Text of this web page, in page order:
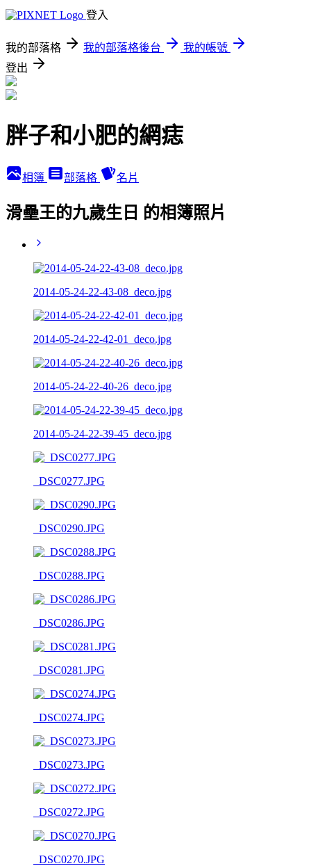
登入
我的部落格 我的部落格後台
我的帳號
登出
胖子和小肥的網痣
相簿 部落格 名片
滑壘王的九歲生日 的相簿照片
2014-05-24-22-43-08_deco.jpg
2014-05-24-22-42-01_deco.jpg
2014-05-24-22-40-26_deco.jpg
2014-05-24-22-39-45_deco.jpg
_DSC0277.JPG
_DSC0290.JPG
_DSC0288.JPG
_DSC0286.JPG
_DSC0281.JPG
_DSC0274.JPG
_DSC0273.JPG
_DSC0272.JPG
_DSC0270.JPG